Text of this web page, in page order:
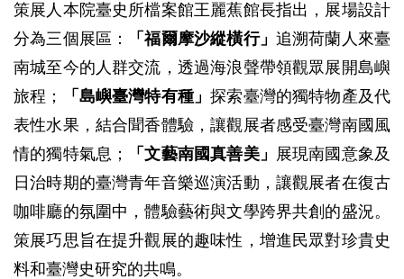
策展人本院臺史所檔案館王麗蕉館長指出，展場設計
分為三個展區：
「福爾摩沙縱橫行」 追溯荷蘭人來臺
南城至今的人群交流，透過海浪聲帶領觀眾展開島嶼
旅程；
「島嶼臺灣特有種」探索臺灣的獨特物產及代
表性水果，結合聞香體驗，讓觀展者感受臺灣南國風
情的獨特氣息；
「文藝南國真善美」 展現南國意象及
日治時期的臺灣青年音樂巡演活動，讓觀展者在復古
咖啡廳的氛圍中，體驗藝術與文學跨界共創的盛況。
策展巧思旨在提升觀展的趣味性，增進民眾對珍貴史
料和臺灣史研究的共鳴。